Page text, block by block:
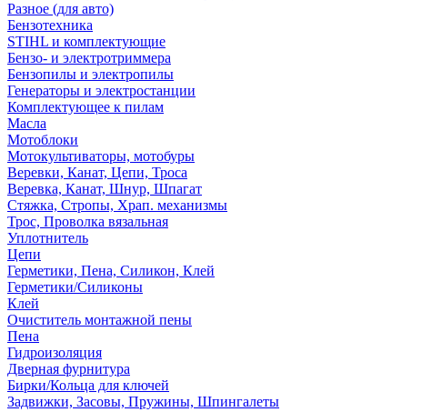
Разное (для авто)
Бензотехника
STIHL и комплектующие
Бензо- и электротриммера
Бензопилы и электропилы
Генераторы и электростанции
Комплектующее к пилам
Масла
Мотоблоки
Мотокультиваторы, мотобуры
Веревки, Канат, Цепи, Троса
Веревка, Канат, Шнур, Шпагат
Стяжка, Стропы, Храп. механизмы
Трос, Проволка вязальная
Уплотнитель
Цепи
Герметики, Пена, Силикон, Клей
Герметики/Силиконы
Клей
Очиститель монтажной пены
Пена
Гидроизоляция
Дверная фурнитура
Бирки/Кольца для ключей
Задвижки, Засовы, Пружины, Шпингалеты